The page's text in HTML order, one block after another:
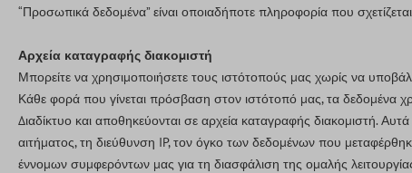
“Προσωπικά δεδομένα” είναι οποιαδήποτε πληροφορία που
Αρχεία καταγραφής διακομιστή
Μπορείτε να χρησιμοποιήσετε τους ιστότοπούς μας χωρίς να
Κάθε φορά που γίνεται πρόσβαση στον ιστότοπό μας, τα δεδομένα
Διαδίκτυο και αποθηκεύονται σε αρχεία καταγραφής διακομιστή.
αιτήματος, τη διεύθυνση IP, τον όγκο των δεδομένων που
έννομων συμφερόντων μας για τη διασφάλιση της ομαλής